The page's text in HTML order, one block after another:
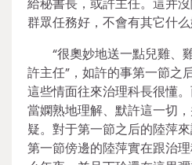
群眾任務好，不會有其它什么
“很奧妙地送一點兒雞、
許主任”，如許的事第一節之
這些情面往來治理科長很懂
當嫻熟地理解、默許這一切
疑。對于第一節之后的陸萍
第一節傍邊的陸萍實在跟治